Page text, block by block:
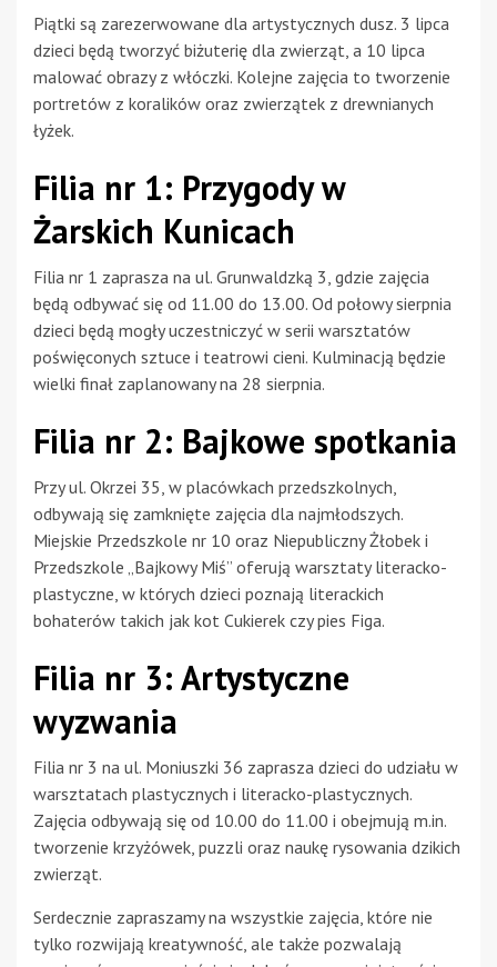
Piątki są zarezerwowane dla artystycznych dusz. 3 lipca
dzieci będą tworzyć biżuterię dla zwierząt, a 10 lipca
malować obrazy z włóczki. Kolejne zajęcia to tworzenie
portretów z koralików oraz zwierzątek z drewnianych
łyżek.
Filia nr 1: Przygody w
Żarskich Kunicach
Filia nr 1 zaprasza na ul. Grunwaldzką 3, gdzie zajęcia
będą odbywać się od 11.00 do 13.00. Od połowy sierpnia
dzieci będą mogły uczestniczyć w serii warsztatów
poświęconych sztuce i teatrowi cieni. Kulminacją będzie
wielki finał zaplanowany na 28 sierpnia.
Filia nr 2: Bajkowe spotkania
Przy ul. Okrzei 35, w placówkach przedszkolnych,
odbywają się zamknięte zajęcia dla najmłodszych.
Miejskie Przedszkole nr 10 oraz Niepubliczny Żłobek i
Przedszkole „Bajkowy Miś” oferują warsztaty literacko-
plastyczne, w których dzieci poznają literackich
bohaterów takich jak kot Cukierek czy pies Figa.
Filia nr 3: Artystyczne
wyzwania
Filia nr 3 na ul. Moniuszki 36 zaprasza dzieci do udziału w
warsztatach plastycznych i literacko-plastycznych.
Zajęcia odbywają się od 10.00 do 11.00 i obejmują m.in.
tworzenie krzyżówek, puzzli oraz naukę rysowania dzikich
zwierząt.
Serdecznie zapraszamy na wszystkie zajęcia, które nie
tylko rozwijają kreatywność, ale także pozwalają